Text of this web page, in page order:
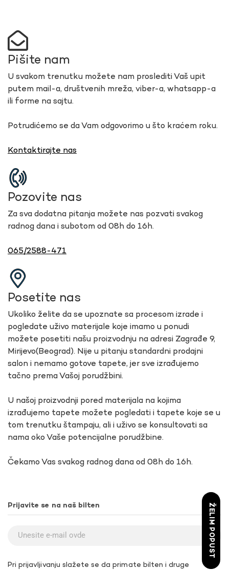
Pišite nam
U svakom trenutku možete nam proslediti Vaš upit
putem mail-a, društvenih mreža, viber-a, whatsapp-a
ili forme na sajtu.
Potrudićemo se da Vam odgovorimo u što kraćem roku.
Kontaktirajte nas
Pozovite nas
Za sva dodatna pitanja možete nas pozvati svakog
radnog dana i subotom od 08h do 16h.
065/2588-471
Posetite nas
Ukoliko želite da se upoznate sa procesom izrade i
pogledate uživo materijale koje imamo u ponudi
možete posetiti našu proizvodnju na adresi Zagrađe 9,
Mirijevo(Beograd). Nije u pitanju standardni prodajni
salon i nemamo gotove tapete, jer sve izrađujemo
tačno prema Vašoj porudžbini.
U našoj proizvodnji pored materijala na kojima
izrađujemo tapete možete pogledati i tapete koje se u
tom trenutku štampaju, ali i uživo se konsultovati sa
nama oko Vaše potencijalne porudžbine.
Čekamo Vas svakog radnog dana od 08h do 16h.
Prijavite se na naš bilten
Pri prijavljivanju slažete se da primate bilten i druge
ŽELIM POPUST